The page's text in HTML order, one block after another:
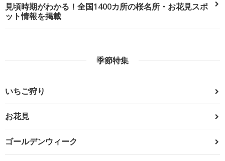
見頃時期がわかる！全国1400カ所の桜名所・お花見スポ
ット情報を掲載
季節特集
いちご狩り
お花見
ゴールデンウィーク